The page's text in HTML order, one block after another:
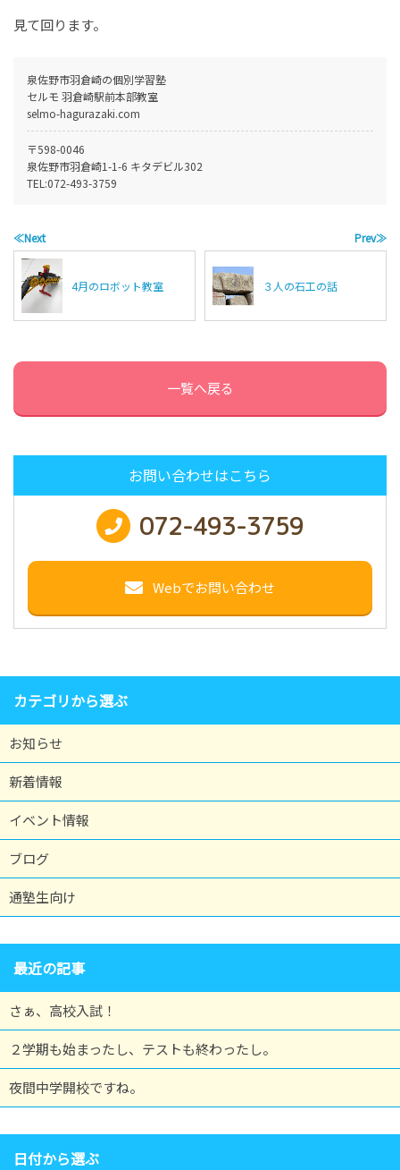
見て回ります。
泉佐野市羽倉崎の個別学習塾
セルモ 羽倉崎駅前本部教室
selmo-hagurazaki.com
〒598-0046
泉佐野市羽倉崎1-1-6 キタデビル302
TEL:072-493-3759
≪Next
4月のロボット教室
Prev≫
３人の石工の話
一覧へ戻る
お問い合わせはこちら
072-493-3759
Webでお問い合わせ
カテゴリから選ぶ
お知らせ
新着情報
イベント情報
ブログ
通塾生向け
最近の記事
さぁ、高校入試！
２学期も始まったし、テストも終わったし。
夜間中学開校ですね。
日付から選ぶ